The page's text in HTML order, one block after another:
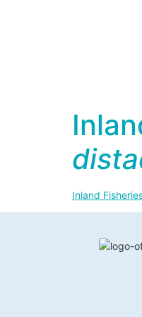
Inland